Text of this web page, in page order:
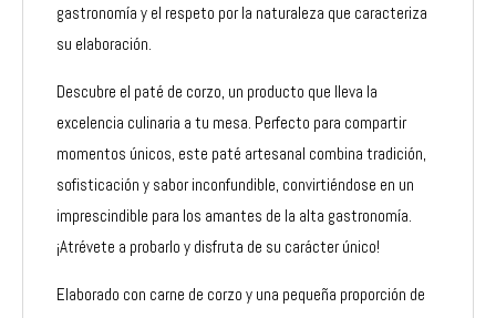
gastronomía y el respeto por la naturaleza que caracteriza
su elaboración.
Descubre el paté de corzo, un producto que lleva la
excelencia culinaria a tu mesa. Perfecto para compartir
momentos únicos, este paté artesanal combina tradición,
sofisticación y sabor inconfundible, convirtiéndose en un
imprescindible para los amantes de la alta gastronomía.
¡Atrévete a probarlo y disfruta de su carácter único!
Elaborado con carne de corzo y una pequeña proporción de